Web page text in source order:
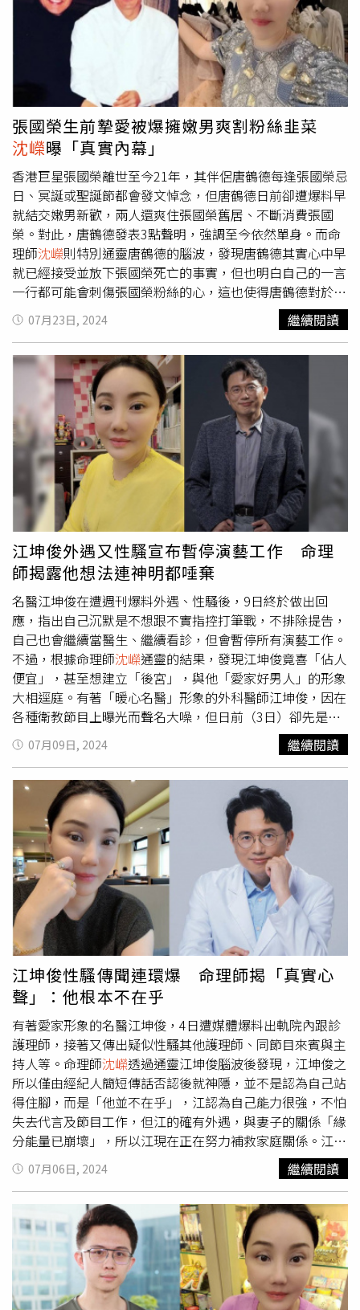
南》、「世界百大名廚」頭銜均拿下的華人主廚，不論是新
加坡、港澳或台灣創辦的餐廳，接連榮獲最佳餐廳與米其林
二星的成就。不僅如此，江振誠的靈魂自帶「有錢人基
因」，具備成功的富人特質，「連旺15年」的命格更是讓他
從2006年連旺到2021年，也是在這15年間他的事業快速翻
騰起飛，接連獲得全球各大獎項與獲選最佳廚師。但直到
2022年連旺格局結束後，江振誠的運勢就開始走下坡，靠
的是本身「優異的廚藝天命」延續事業氣運，但也不會像過
去一樣這麼旺，所以從2022年後，江振誠便不再獲獎摘下
米其林星星。沈嶸進一步調閱江振誠的前世，發現江振誠前
世就是有錢的大老闆，平時就非常愛吃、懂吃，經常遊歷各
地吃遍各大美食，是熱衷研究吃的老饕，願意花時間研究料
理的做法、食材的使用。這樣的前世印記帶到此生，讓他此
生對料理有熱情，熱衷鑽研廚藝，成為講究細節、嘗試創新
的法式名廚。至於引退的決定，沈嶸 分析後認為更像是江振
誠早就另有打算，對他而言「名廚」的成就已經取得了，但
他並不想止步於此，因此重心已不在廚藝上，而是轉向「成
為成功的企業管理者或企業領導人」，這是他下一個努力的
目標，設立廚藝學院只是第一步。最後，沈嶸
成，期盼江振誠未來有更令人驚艷的表現。
已啦！」阿伯反駁「我還怕被她騎咧！」並轉頭要求林靖恩
「晚上睡在我旁邊的時候，你不可以越線喔！」命理師沈嶸
今年1月時就曾通靈過林靖恩的狀態，當時指出林靖恩精神
狀況還好，認為外人根本不了解她、對她有許多誤解，正處
於「自刑」的狀態，呈現自暴自棄的現象，她的內心其實很
希望原生家庭能夠給她一些幫助，也希望能和家人關係重修
舊好。時隔半年，沈嶸再度通靈調閱林靖恩的腦波，發現林
靖恩雖然有努力想要讓自己變好、試圖振作，但是因惡業纏
身，導致心有餘而力不足。沈嶸 指出，林靖恩是「孤苦無
依」的命格，且她的靈魂體有「行為失常」、「懶散」等業
力，再加上她與李坤城交往而導致眾叛親離家人不諒解，使
得她目前的靈魂能量產生了行為不當與反社會傾向，既不想
回歸社會，也不願融入社會，並且伴隨著「無力振作」與
「自暴自棄」的惡業，種種能量綜合在一起而產生目前大家
所看到的各種脫序行為，這些都跟她此生所要歷的情劫有
關。
曾通靈林靖恩與李坤城兩人的緣分在2013年交往
時就是「糾纏緣」，直到李坤城2023年離世時已轉為「刑
剋」關係，這份感情對雙方都已經造成實質傷害力，因此沈
嶸表示林靖恩目前正在她的劫難中，她目前所歷的正是「情
劫」，會有這樣的劫難是因為林靖恩選擇跟李坤城交往而與
家人決裂，至此之後她的劫難就開始了。沈嶸
指出她的劫難
是「感情無靠先樂後苦」，也就是說，她雖然有受到李坤城
的寵愛和照顧，但是在李坤城走之後也必須去承擔她的選擇
所產生的苦果。有些網友會說她自作自受、不值得同情，或
是覺得她很可憐，但是大家沒有看到的是背後的因果關係，
每個人都要為自己所做的事負責，林靖恩也是如此，她在當
時所做的愛上李坤城的決定，與現在她所承受的果報，就知
道她的選擇是對還是錯。
張國榮生前摯愛被爆擁嫩男爽割粉絲韭菜
沈嶸曝「真實內幕」
香港巨星張國榮離世至今21年，其伴侶唐鶴德每逢張國榮忌
日、冥誕或聖誕節都會發文悼念，但唐鶴德日前卻遭爆料早
就結交嫩男新歡，兩人還爽住張國榮舊居、不斷消費張國
榮。對此，唐鶴德發表3點聲明，強調至今依然單身。而命
理師沈嶸則特別通靈唐鶴德的腦波，發現唐鶴德其實心中早
就已經接受並放下張國榮死亡的事實，但也明白自己的一言
一行都可能會刺傷張國榮粉絲的心，這也使得唐鶴德對於感
情非常壓抑，既想談新戀情，卻又不敢行動。日前大陸豆瓣
論壇上「唐鶴德新男友被張國榮粉絲扒出來了」一文瘋傳，
內容詳述唐鶴德交往小他30歲的新男友，還找代理孕母生下
2個兒子，「一家人」一起住在張國榮故居裡，並附有多張
親密合照。而且唐鶴德的嫩男新歡私下還嘲諷：「唐鶴德用
著張國榮的遺產，每年發IG紀念他深情懷念，每年辦活動賣
周邊割韭菜」。文章引發輿論譁然，粉絲相當憤怒唐鶴德竟
然造假深情人設、以消費張國榮維生，對此，唐鶴德發表3
點聲明，表示會深刻檢討反省自己的行為，並透露自張國榮
離世就搬離他的舊居獨居至今，強調自己和史先生只是沒有
承諾的朋友關係。命理師
沈嶸
透過通靈調閱唐鶴德的腦波，
指出唐鶴德其實心中早就已經接受並放下張國榮死亡的事
實，腦中已沒有「深情愛著張國榮」的訊號，對他來說張國
榮已經是過去式了，只留下「愛上一代香港巨星」的珍貴回
憶，對張國榮的愛早已放下，只是他也非常清楚有許多歌迷
至今仍狂熱的愛著張國榮，所以若真的想談感情，就必須低
調再低調。這也使得唐鶴德對於感情非常壓抑，既想談新戀
情，卻又不敢行動，深怕引發眾怒。所以，沈嶸認為，唐鶴
德擁新歡一說，並不全然正確，根據 沈嶸深入通靈唐鶴德的
內心剖析，在唐鶴德的認知中，史先生只是「很好的朋
友」，並非是「熱戀中的愛」，兩人只是彼此互相陪伴、相
知相惜的關係，但這段關係在他心中並沒有超越張國榮的地
位，唐鶴德對張國榮是「真愛」，最難能可貴的，是沈嶸調
閱張國榮的靈魂體記憶，發現張國榮往生後對唐鶴德仍是
「真愛」狀態，由此可見兩人才是真正相愛的一對神仙眷
侶。至於令外界最不滿的「嫩男新歡譏笑張國榮韭菜粉
絲」，沈嶸
也通靈唐鶴德並沒有私下同朋友一起譏笑張國
榮，但是確實有變賣張國榮的遺產與版權的能量訊號出現，
可見張國榮的遺愛還是持續在照顧唐鶴德。沈嶸指出，目前
靈界輪迴訊號顯示張國榮已經投胎轉世為人，沈嶸說希望這
些訊息能夠平息張國榮粉絲們惋惜、傷心的心，也能放下對
唐鶴德的憤怒，不論唐鶴德是否有新歡，他跟張國榮都會是
彼此的「真愛」。而命理師
平時除了透過通靈來揭密爆
料新聞真相、分析藝人因果報應，也發起「每月捐十萬，持
續二十年」的公益計畫，至今捐款已累計達580萬元，持續
朝總目標「2400萬元（回饋台灣二十年）」邁進。本月沈
嶸捐贈10萬元給由台北市中正區忠勤里方荷生里長創立的
「社團法人臺北市臻佶祥社會服務協會」，資助「安心食物
包」計畫，讓全臺灣的地震受災戶、弱勢家庭、邊緣戶得到
糧食補給。同時，沈嶸也加碼贈送「社團法人臺北市臻佶祥
社會服務協會」魔法噴霧50瓶、魔法竹摺扇50把、沈嶸老
師白話金剛經50本，總物資捐贈累計21190份。（圖／ 沈嶸
提供）
07月23日, 2024 繼續閱讀
江坤俊外遇又性騷宣布暫停演藝工作 命理
師揭露他想法連神明都唾棄
名醫江坤俊在遭週刊爆料外遇、性騷後，9日終於做出回
應，指出自己沉默是不想跟不實指控打筆戰，不排除提告，
自己也會繼續當醫生、繼續看診，但會暫停所有演藝工作。
不過，根據命理師沈嶸通靈的結果，發現江坤俊竟喜「佔人
便宜」，甚至想建立「後宮」，與他「愛家好男人」的形象
大相逕庭。有著「暖心名醫」形象的外科醫師江坤俊，因在
各種衛教節目上曝光而聲名大噪，但日前（3日）卻先是被
周刊拍到與一名護理師關係匪淺，不僅一同買晚餐，還同進
同出一處社區公寓，直到深夜3點仍未離開，而院內同仁都
知曉這段曖昧關係，只是全都看破不說破。隔天又傳出會對
同節目來賓、主持人伸出鹹豬手，受害人也公開證實，「愛
家好男人」形象崩壞。9日更被爆料指出，江坤俊的婚外情
之所以會東窗事發，是因為女護理的老公早已結紮，但女護
理師卻懷孕，最後江坤俊付500萬了事，女護理師也離婚，
死心塌地跟著江坤俊。知情人士表示，2人在醫院相當高
調，除了接吻，還曾在醫院小房間親熱被撞見，由於離開匆
忙，現場還遺留內褲。目前江坤俊臉書聲明絕無性騷一事，
事實真相仍在調查當中，命理師
沈嶸
也表示尊重江醫師的說
法，謹以命理專業的角度通靈分析。 沈嶸發現，江坤俊的能
量場中有「佔人便宜」的頻率，且他對女性「存有輕蔑的態
度」，因此才會被傳出有性騷女性的舉動，而他的內心非常
渴望享受眾多女人圍繞，甚至想建立「後宮」。江坤俊自稱
是松山慈惠堂母娘的虔誠信徒，還常在粉絲團貼出參拜祈福
照片。（圖／擷取自江坤俊臉書）另外，由於江坤俊自稱是
松山慈惠堂母娘的虔誠信徒，還常在粉絲團貼出參拜祈福照
片，沈嶸也特地通靈瑤池金母的看法，而瑤池金母也抨擊江
坤俊「對女性存有輕蔑的態度」、「對女性不尊重」，認為
女性只是玩物，且態度上也很不負責任，對人輕浮與不禮貌
的態度就是一種不負責任。母娘認為雖然江坤俊公眾形象的
表面功夫做得很成功，但私下的為人與禮數，江坤俊都是不
及格的。至於江坤俊外遇，母娘認為這是個人感情上的選
擇，但不認可他的處理方式。瑤池金母也透過沈嶸慈悲提點
江坤俊：「雖然你的形象做得不錯，但你應該做到表裡如
一，氣球終有戳破的一天。雖然你行醫救人確實有累積功
德，但若做出損害他人名聲、肉體、心靈的行為，就會損及
陰德。」至於瑤池金母是否願意保佑江坤俊這個虔誠弟子度
過難關？沈嶸 也通靈傳達瑤池金母旨意：「現在江坤俊形象
07月09日, 2024 繼續閱讀
江坤俊性騷傳聞連環爆 命理師揭「真實心
聲」：他根本不在乎
有著愛家形象的名醫江坤俊，4日遭媒體爆料出軌院內跟診
護理師，接著又傳出疑似性騷其他護理師、同節目來賓與主
持人等。命理師沈嶸透過通靈江坤俊腦波後發現，江坤俊之
所以僅由經紀人簡短傳話否認後就神隱，並不是認為自己站
得住腳，而是「他並不在乎」，江認為自己能力很強，不怕
失去代言及節目工作，但江的確有外遇，與妻子的關係「緣
分能量已崩壞」，所以江現在正在努力補救家庭關係。江坤
俊4日被週刊拍到與護理師共處待到深夜，雖然經紀人聲明
家庭狀況一切良好，妻子也發聲力挺，但沒想到又隨之傳出
他不只一次對同台營養師伸鹹豬手，甚至曾性騷《健康
2.0》主持人、T台當家主播鄭凱云，此事更獲得T台與鄭凱
云的證實，因此，《健康2.0》節目傳出要他停錄一個月，
手上的7家代言廠商也打算向所屬的經紀公司求償，恐面臨
高額賠款。命理師沈嶸通靈江坤俊的腦波，發現他完全不擔
心代言求償或節目停擺，他並不在乎，因為他深信自己的能
07月06日, 2024 繼續閱讀